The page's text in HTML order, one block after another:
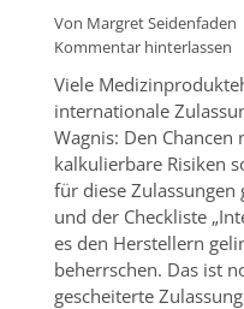
Von Margret Seidenfaden
Kommentar hinterlassen
Viele
internationale
Wagnis: Den
kalkulierbare Risiken
für diese
und der Checkliste
es den Herstellern
beherrschen. Das ist
gescheiterte